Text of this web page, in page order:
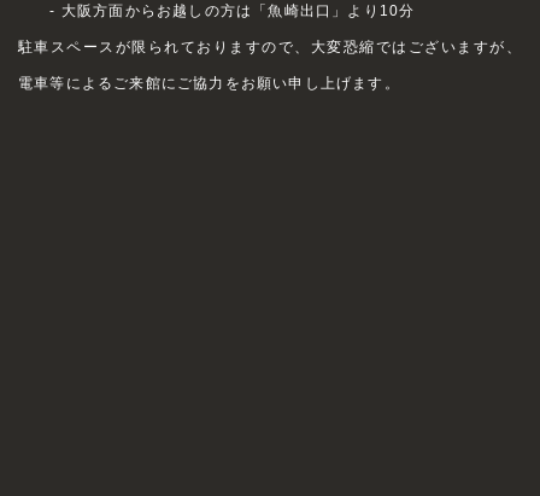
- 大阪方面からお越しの方は「魚崎出口」より10分
駐車スペースが限られておりますので、大変恐縮ではございますが、
電車等によるご来館にご協力をお願い申し上げます。